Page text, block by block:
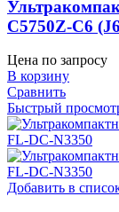
C5750Z-C6
Цена по запросу
В корзину
Сравнить
Быстрый
Добавить в